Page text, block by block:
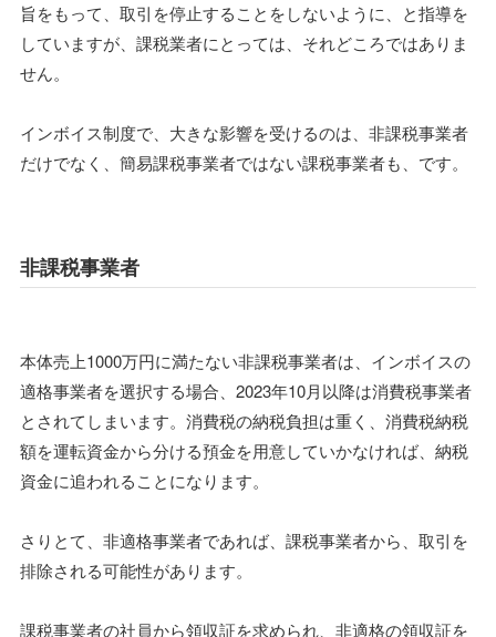
旨をもって、取引を停止することをしないように、と指導を
していますが、課税業者にとっては、それどころではありま
せん。
インボイス制度で、大きな影響を受けるのは、非課税事業者
だけでなく、簡易課税事業者ではない課税事業者も、です。
非課税事業者
本体売上1000万円に満たない非課税事業者は、インボイスの
適格事業者を選択する場合、2023年10月以降は消費税事業者
とされてしまいます。消費税の納税負担は重く、消費税納税
額を運転資金から分ける預金を用意していかなければ、納税
資金に追われることになります。
さりとて、非適格事業者であれば、課税事業者から、取引を
排除される可能性があります。
課税事業者の社員から領収証を求められ、非適格の領収証を